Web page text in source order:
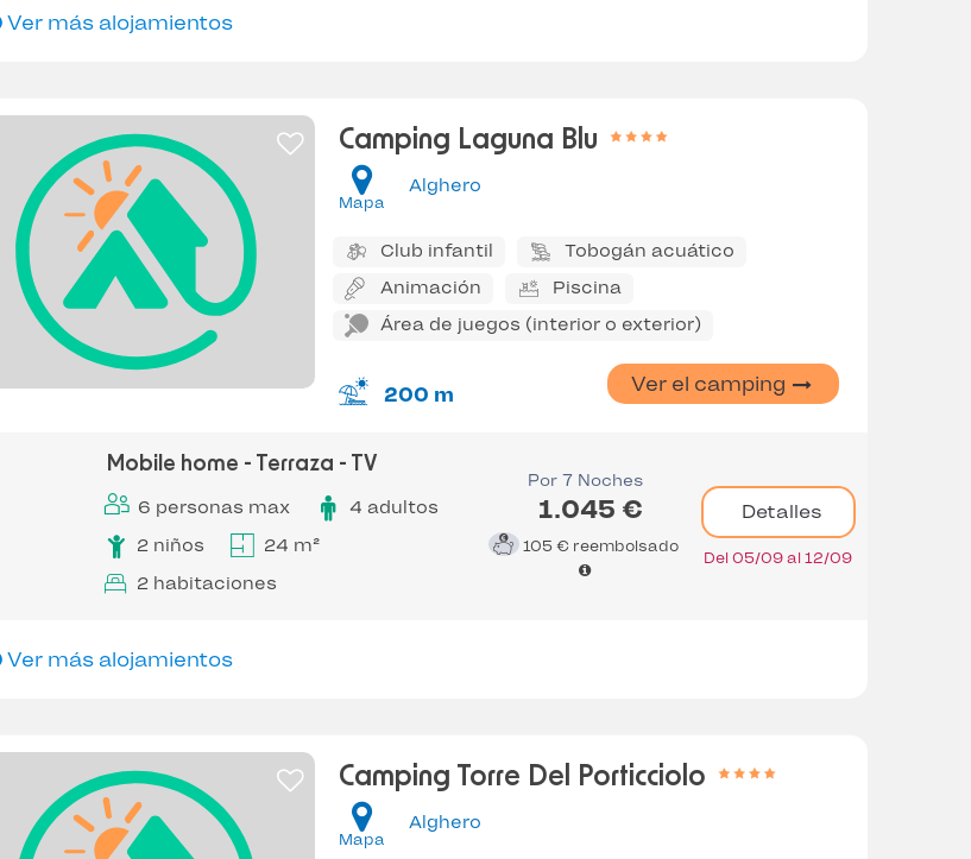
Ver más alojamientos
Camping Laguna Blu
Mapa
Alghero
Club infantil
Tobogán acuático
Animación
Piscina
Área de juegos (interior o exterior)
200 m Ver el camping
Mobile home - Terraza - TV
6 personas max
4 adultos
2 niños
24 m²
2 habitaciones
Por 7 Noches
1.045 €
105 € reembolsado
Detalles
Del 05/09 al 12/09
Ver más alojamientos
Camping Torre Del Porticciolo
Mapa
Alghero